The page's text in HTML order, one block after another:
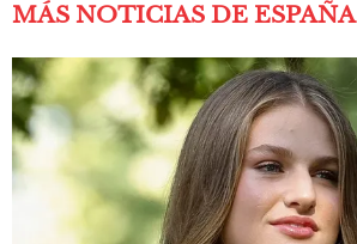
MÁS NOTICIAS DE ESPAÑA